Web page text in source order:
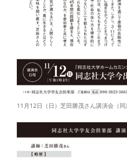
11月12日（日）芝田勝茂さん講演会（同